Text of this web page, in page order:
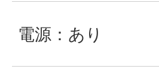
電源：あり